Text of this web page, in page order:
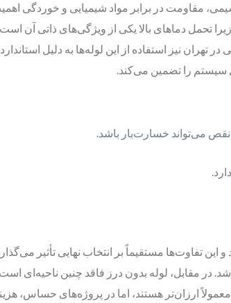
مقاومت در برابر مواد شیمیایی و خوردگی
تحمل دماهای بالا یکی از ویژگی‌های ذاتی آن
نیز استفاده از این لوله‌ها به دلیل
می‌تواند خسارت‌بار باشد.
این تفاوت‌ها مستقیماً بر انتخاب نهایی تأثیر
لوله بدون درز فاقد چنین ناحیه‌ای
ارزان‌تر هستند، اما در پروژه‌های حساس، هزینه